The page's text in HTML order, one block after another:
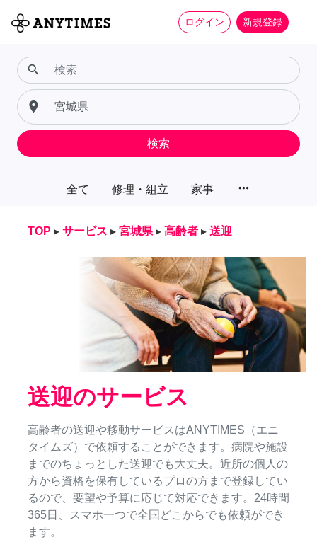
ログイン 新規登録
全て 修理・組立 家事 more_horiz
search
place
検索
TOP ▸ サービス ▸ 宮城県 ▸ 高齢者 ▸ 送迎
送迎のサービス
高齢者の送迎や移動サービスはANYTIMES（エニ
タイムズ）で依頼することができます。病院や施設
までのちょっとした送迎でも大丈夫。近所の個人の
方から資格を保有しているプロの方まで登録してい
るので、要望や予算に応じて対応できます。24時間
365日、スマホ一つで全国どこからでも依頼ができ
ます。